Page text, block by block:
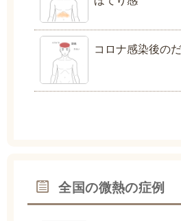
コロナ感染後の
全国の微熱の症例